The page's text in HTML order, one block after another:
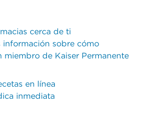
cerca de ti
información sobre cómo
miembro de Kaiser Permanente
en línea
inmediata